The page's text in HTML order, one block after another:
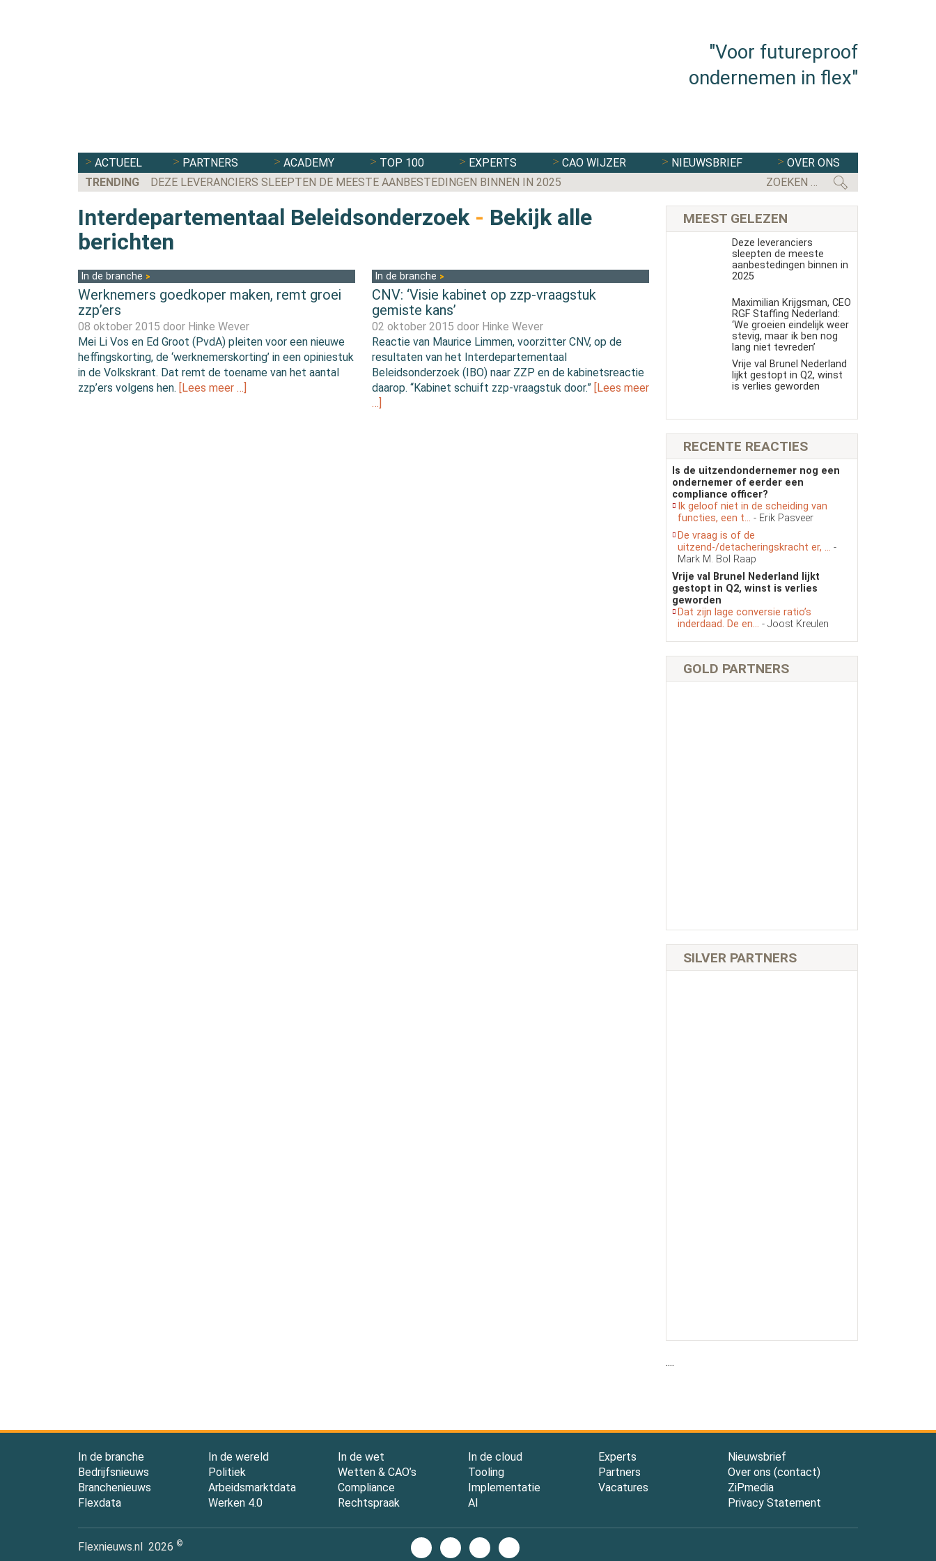
"Voor futureproof
ondernemen in flex"
ACTUEEL PARTNERS ACADEMY TOP 100 EXPERTS CAO WIJZER NIEUWSBRIEF
OVER ONS
TRENDING
DEZE LEVERANCIERS SLEEPTEN DE MEESTE AANBESTEDINGEN BINNEN IN 2025
Interdepartementaal Beleidsonderzoek - Bekijk alle
berichten
In de branche
Werknemers goedkoper maken, remt groei
zzp’ers
08 oktober 2015 door Hinke Wever
Mei Li Vos en Ed Groot (PvdA) pleiten voor een nieuwe
heffingskorting, de ‘werknemerskorting’ in een opiniestuk
in de Volkskrant. Dat remt de toename van het aantal
zzp’ers volgens hen. [Lees meer …]
In de branche
CNV: ‘Visie kabinet op zzp-vraagstuk
gemiste kans’
02 oktober 2015 door Hinke Wever
Reactie van Maurice Limmen, voorzitter CNV, op de
resultaten van het Interdepartementaal
Beleidsonderzoek (IBO) naar ZZP en de kabinetsreactie
daarop. “Kabinet schuift zzp-vraagstuk door.” [Lees meer
…]
MEEST GELEZEN
Deze leveranciers
sleepten de meeste
aanbestedingen binnen in
2025
Maximilian Krijgsman, CEO
RGF Staffing Nederland:
‘We groeien eindelijk weer
stevig, maar ik ben nog
lang niet tevreden’
Vrije val Brunel Nederland
lijkt gestopt in Q2, winst
is verlies geworden
RECENTE REACTIES
Is de uitzendondernemer nog een
ondernemer of eerder een
compliance officer?
Ik geloof niet in de scheiding van
functies, een t... - Erik Pasveer
De vraag is of de
uitzend-/detacheringskracht er, ... -
Mark M. Bol Raap
Vrije val Brunel Nederland lijkt
gestopt in Q2, winst is verlies
geworden
Dat zijn lage conversie ratio’s
inderdaad. De en... - Joost Kreulen
GOLD PARTNERS
SILVER PARTNERS
....
In de branche
Bedrijfsnieuws
Branchenieuws
Flexdata
In de wereld
Politiek
Arbeidsmarktdata
Werken 4.0
In de wet
Wetten & CAO’s
Compliance
Rechtspraak
In de cloud
Tooling
Implementatie
AI
Experts
Partners
Vacatures
Nieuwsbrief
Over ons (contact)
ZiPmedia
Privacy Statement
Flexnieuws.nl 2026 ©